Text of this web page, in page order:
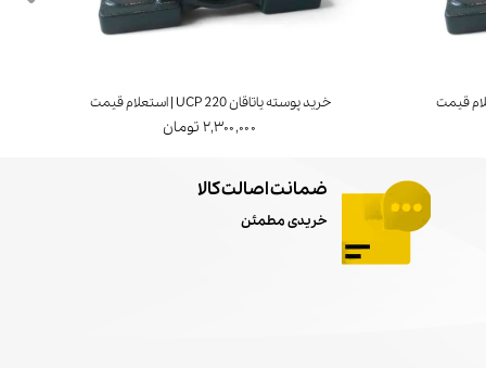
خرید پوسته یاتاقان UCP 220 | استعلام قیمت
۲,۳۰۰,۰۰۰ تومان
ضمانت اصالت کالا
خریدی مطمئن